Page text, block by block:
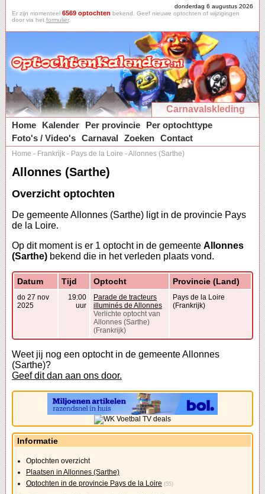
donderdag 6 augustus 2026
Er zijn momenteel 6569 optochten bekend. Geef nieuwe optochten of wijzigingen
door via het formulier.
Carnavalskleding
Home
Kalender Per provincie
Per optochttype
Foto's / Video's Carnaval Zoeken Contact
Home - Frankrijk - Pays de la Loire -Allonnes (Sarthe)
Allonnes (Sarthe)
Overzicht optochten
De gemeente Allonnes (Sarthe) ligt in de provincie Pays
de la Loire.
Op dit moment is er 1 optocht in de gemeente Allonnes
(Sarthe) bekend die in het verleden plaats vond.
Datum Tijd Optocht Provincie (Land)
do 27 nov
2025
19:00
uur
Parade de tracteurs
illuminés de Allonnes
Verlichte optocht van
Allonnes (Sarthe)
(Frankrijk)
Pays de la Loire
(Frankrijk)
Weet jij nog een optocht in de gemeente Allonnes
(Sarthe)?
Geef dit dan aan ons door.
Informatie
Optochten overzicht
Plaatsen in Allonnes (Sarthe)
Optochten in de provincie Pays de la Loire (55)